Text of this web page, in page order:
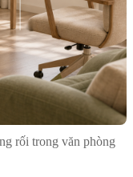
rối trong văn phòng